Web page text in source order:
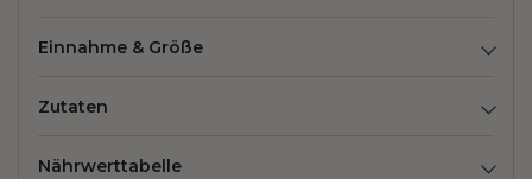
Einnahme & Größe
Zutaten
Nährwerttabelle